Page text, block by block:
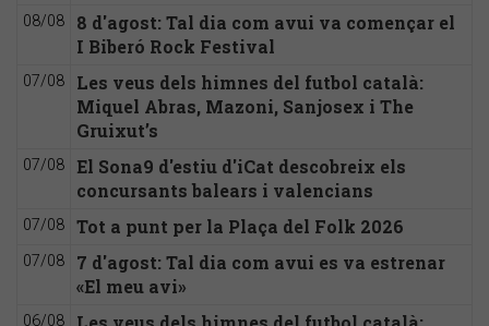
08/08
8 d'agost: Tal dia com avui va començar el
I Biberó Rock Festival
07/08
Les veus dels himnes del futbol català:
Miquel Abras, Mazoni, Sanjosex i The
Gruixut’s
07/08
El Sona9 d'estiu d'iCat descobreix els
concursants balears i valencians
07/08 Tot a punt per la Plaça del Folk 2026
07/08
7 d'agost: Tal dia com avui es va estrenar
«El meu avi»
06/08